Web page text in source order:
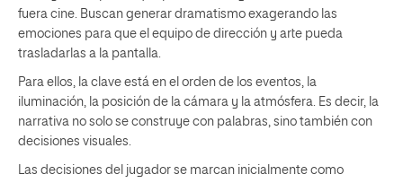
fuera cine. Buscan generar dramatismo exagerando las
emociones para que el equipo de dirección y arte pueda
trasladarlas a la pantalla.
Para ellos, la clave está en el orden de los eventos, la
iluminación, la posición de la cámara y la atmósfera. Es decir, la
narrativa no solo se construye con palabras, sino también con
decisiones visuales.
Las decisiones del jugador se marcan inicialmente como